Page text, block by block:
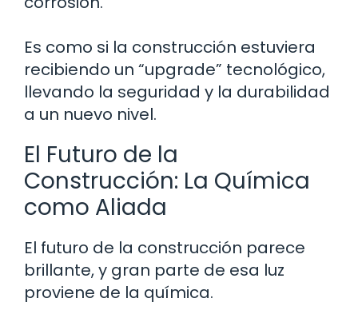
Es como si la construcción estuviera
recibiendo un “upgrade” tecnológico,
llevando la seguridad y la durabilidad
a un nuevo nivel.
El Futuro de la
Construcción: La Química
como Aliada
El futuro de la construcción parece
brillante, y gran parte de esa luz
proviene de la química.